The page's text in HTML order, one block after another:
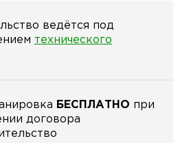
ведётся под
технического
БЕСПЛАТНО при
договора